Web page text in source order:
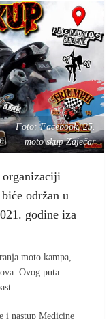
Foto: Facebook, 25.
moto skup Zaječar
organizaciji
održan u
godine iza
moto kampa,
Ovog puta
i nastup Medicine